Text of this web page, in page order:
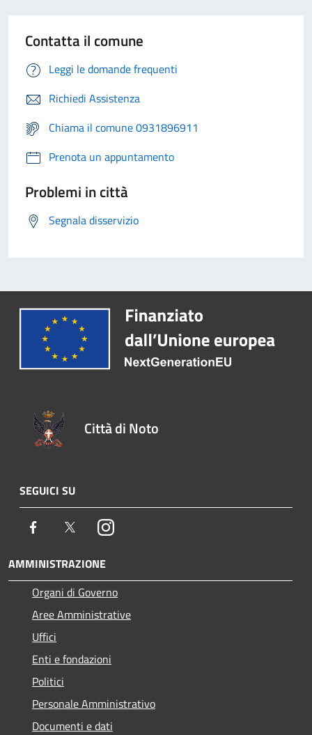
Contatta il comune
Leggi le domande frequenti
Richiedi Assistenza
Chiama il comune 0931896911
Prenota un appuntamento
Problemi in città
Segnala disservizio
Città di Noto
SEGUICI SU
Facebook TwitterInstagram
AMMINISTRAZIONE
Organi di Governo
Aree Amministrative
Uffici
Enti e fondazioni
Politici
Personale Amministrativo
Documenti e dati